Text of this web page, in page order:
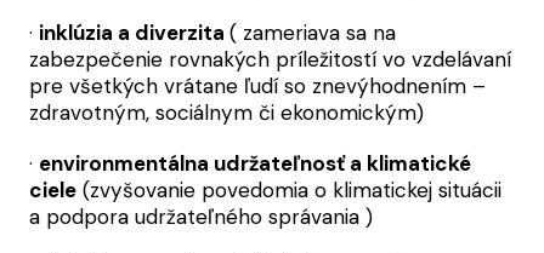
· inklúzia a diverzita ( zameriava sa na
zabezpečenie rovnakých príležitostí vo vzdelávaní
pre všetkých vrátane ľudí so znevýhodnením –
zdravotným, sociálnym či ekonomickým)
· environmentálna udržateľnosť a klimatické
ciele (zvyšovanie povedomia o klimatickej situácii
a podpora udržateľného správania )